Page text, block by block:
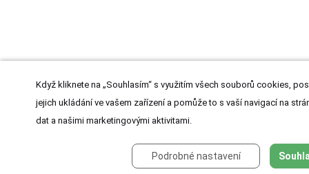
Když kliknete na „Souhlasím“ s využitím všech souborů cookies,
jejich ukládání ve vašem zařízení a pomůže to s vaší navigací na
dat a našimi marketingovými aktivitami.
Podrobné nastavení